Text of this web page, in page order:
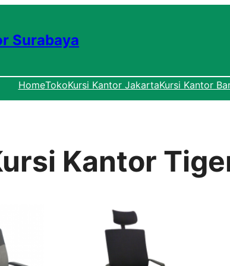
Surabaya
HomeTokoKursi Kantor JakartaKursi Kantor
Kantor